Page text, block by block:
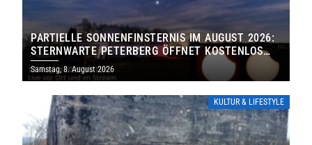
PARTIELLE SONNENFINSTERNIS IM AUGUST 2026:
STERNWARTE PETERBERG ÖFFNET KOSTENLOS
IHRE TORE
Samstag, 8. August 2026
KULTUR & LIFESTYLE